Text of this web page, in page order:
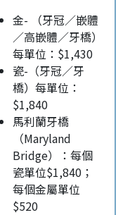
金- （牙冠／嵌體
／高嵌體／牙橋）
每單位：$1,430
瓷-（牙冠／牙
橋）每單位：
$1,840
馬利蘭牙橋
（Maryland
Bridge）：每個
瓷單位$1,840；
每個金屬單位
$520